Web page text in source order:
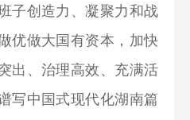
子创造力、凝聚力和战
优做大国有资本，加快
出、治理高效、充满活
写中国式现代化湖南篇